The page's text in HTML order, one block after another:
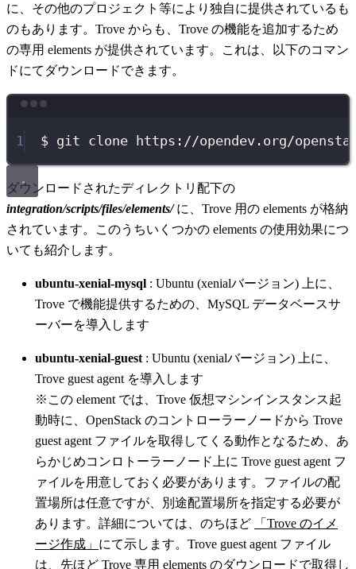
に、その他のプロジェクト等により独自に提供されているも
のもあります。Trove からも、Trove の機能を追加するため
の専用 elements が提供されています。これは、以下のコマン
ドにてダウンロードできます。
1 $ git clone https://opendev.org/
ダウンロードされたディレクトリ配下の
integration/scripts/files/elements/に、Trove 用の elements が格納
されています。このうちいくつかの elements の使用効果につ
いても紹介します。
ubuntu-xenial-mysql : Ubuntu (xenialバージョン) 上に、
Trove で機能提供するための、MySQL データベースサ
ーバーを導入します
ubuntu-xenial-guest : Ubuntu (xenialバージョン) 上に、
Trove guest agent を導入します
※この element では、Trove 仮想マシンインスタンス起
動時に、OpenStack のコントローラーノードから Trove
guest agent ファイルを取得してくる動作となるため、あ
らかじめコンロトーラーノード上に Trove guest agent フ
ァイルを用意しておく必要があります。ファイルの配
置場所は任意ですが、別途配置場所を指定する必要が
あります。詳細については、のちほど
「Trove のイメ
ージ作成」 にて示します。Trove guest agent ファイル
は、先ほど Trove 専用 elements のダウンロードで取得し